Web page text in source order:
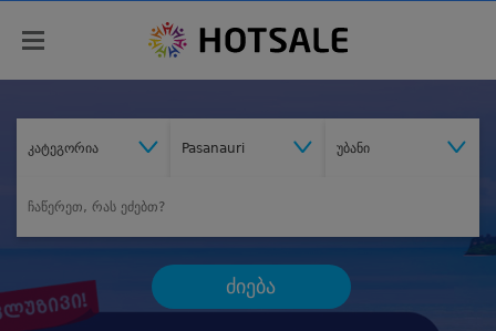
კატეგორია Pasanauri უბანი
ძიება